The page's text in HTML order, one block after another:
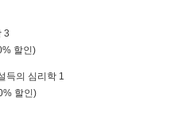
3
할인)
득의 심리학 1
할인)